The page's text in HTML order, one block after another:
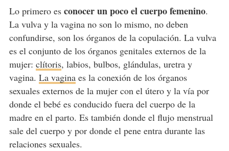
Lo primero es conocer un poco el cuerpo femenino.
La vulva y la vagina no son lo mismo, no deben
confundirse, son los órganos de la copulación. La vulva
es el conjunto de los órganos genitales externos de la
mujer: clítoris, labios, bulbos, glándulas, uretra y
vagina. La vaginaes la conexión de los órganos
sexuales externos de la mujer con el útero y la vía por
donde el bebé es conducido fuera del cuerpo de la
madre en el parto. Es también donde el flujo menstrual
sale del cuerpo y por donde el pene entra durante las
relaciones sexuales.